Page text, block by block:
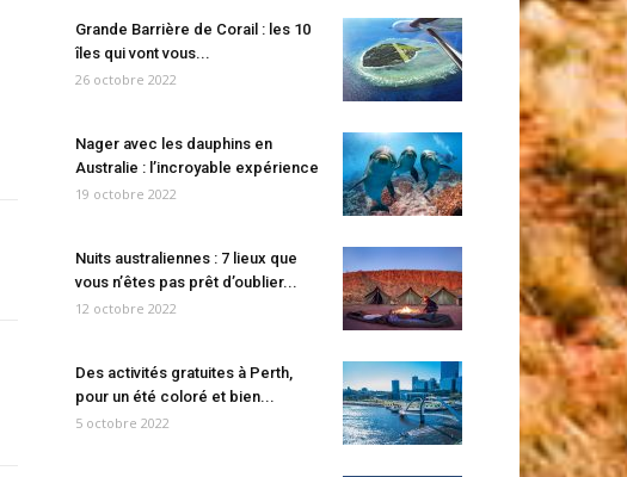
Grande Barrière de Corail : les 10
îles qui vont vous...
26 octobre 2022
Nager avec les dauphins en
Australie : l’incroyable expérience
19 octobre 2022
Nuits australiennes : 7 lieux que
vous n’êtes pas prêt d’oublier...
12 octobre 2022
Des activités gratuites à Perth,
pour un été coloré et bien...
5 octobre 2022